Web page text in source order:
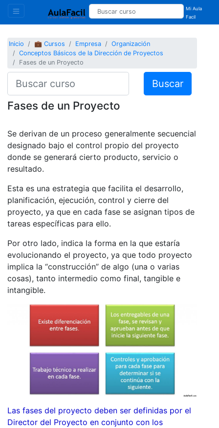
Mi Aula
Facil
Inicio 💼 Cursos Empresa
Organización
Conceptos Básicos de la Dirección de Proyectos
Fases de un Proyecto
Buscar
Fases de un Proyecto
Se derivan de un proceso generalmente secuencial
designado bajo el control propio del proyecto
donde se generará cierto producto, servicio o
resultado.
Esta es una estrategia que facilita el desarrollo,
planificación, ejecución, control y cierre del
proyecto, ya que en cada fase se asignan tipos de
tareas específicas para ello.
Por otro lado, indica la forma en la que estaría
evolucionando el proyecto, ya que todo proyecto
implica la “construcción” de algo (una o varias
cosas), tanto intermedio como final, tangible e
intangible.
Las fases del proyecto deben ser definidas por el
Director del Proyecto en conjunto con los